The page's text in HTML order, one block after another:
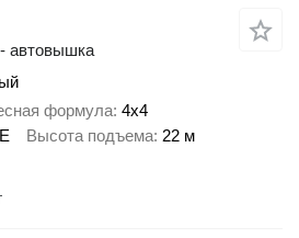
автовышка
формула 4x4
Высота подъема 22 м